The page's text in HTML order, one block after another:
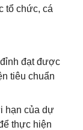
tổ chức, cá
đạt được
tiêu chuẩn
hạn của dự
thực hiện